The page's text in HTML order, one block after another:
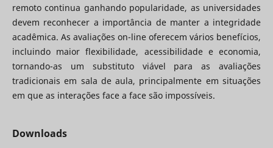
remoto continua ganhando popularidade, as universidades
devem reconhecer a importância de manter a integridade
acadêmica. As avaliações on-line oferecem vários benefícios,
incluindo maior flexibilidade, acessibilidade e economia,
tornando-as um substituto viável para as avaliações
tradicionais em sala de aula, principalmente em situações
em que as interações face a face são impossíveis.
Downloads